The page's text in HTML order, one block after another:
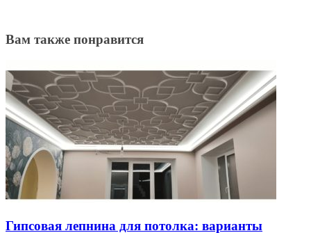
Вам также понравится
Гипсовая лепнина для потолка: варианты